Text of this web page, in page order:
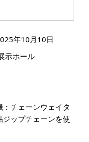
年10月10日
示ホール
チェーンウェイタ
ップチェーンを使